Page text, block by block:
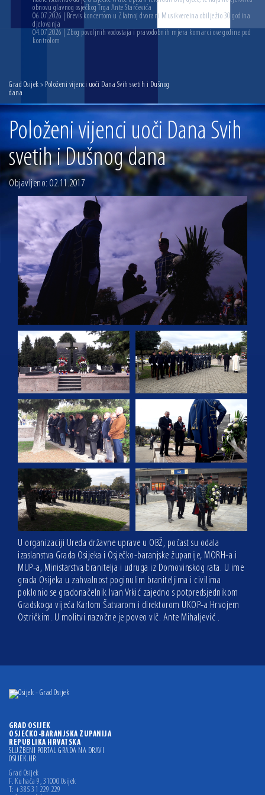
obnovu glavnog osječkog Trga Ante Starčevića
06.07.2026 | Brevis koncertom u Zlatnoj dvorani Musikvereina obilježio 30 godina
djelovanja
04.07.2026 | Zbog povoljnih vodostaja i pravodobnih mjera komarci ove godine pod
kontrolom
Grad Osijek » Položeni vijenci uoči Dana Svih svetih i Dušnog
dana
Položeni vijenci uoči Dana Svih
svetih i Dušnog dana
Objavljeno: 02.11.2017
U organizaciji Ureda državne uprave u OBŽ, počast su odala
izaslanstva Grada Osijeka i Osječko-baranjske županije, MORH-a i
MUP-a, Ministarstva branitelja i udruga iz Domovinskog rata. U ime
grada Osijeka u zahvalnost poginulim braniteljima i civilima
poklonio se gradonačelnik Ivan Vrkić zajedno s potpredsjednikom
Gradskoga vijeća Karlom Šatvarom i direktorom UKOP-a Hrvojem
Ostričkim. U molitvi nazočne je poveo vlč. Ante Mihaljević .
GRAD OSIJEK
OSJEČKO-BARANJSKA ŽUPANIJA
REPUBLIKA HRVATSKA
SLUŽBENI PORTAL GRADA NA DRAVI
OSIJEK.HR
Grad Osijek
F. Kuhača 9, 31000 Osijek
T: +385 31 229 229